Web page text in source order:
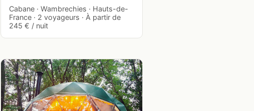
Cabane · Wambrechies · Hauts-de-
France · 2 voyageurs · À partir de
245 € / nuit